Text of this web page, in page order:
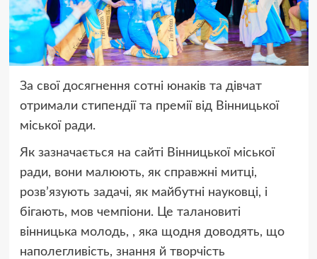
За свої досягнення сотні юнаків та дівчат
отримали стипендії та премії від Вінницької
міської ради.
Як зазначається на сайті Вінницької міської
ради, вони малюють, як справжні митці,
розв’язують задачі, як майбутні науковці, і
бігають, мов чемпіони. Це талановиті
вінницька молодь, , яка щодня доводять, що
наполегливість, знання й творчість